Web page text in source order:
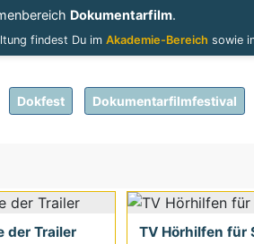
Dokumentarfilm.
findest Du imAkademie-Bereich sowie
Dokfest Dokumentarfilmfestival
der Trailer TV Hörhilfen für